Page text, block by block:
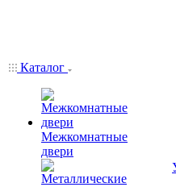
Каталог
Межкомнатные
двери